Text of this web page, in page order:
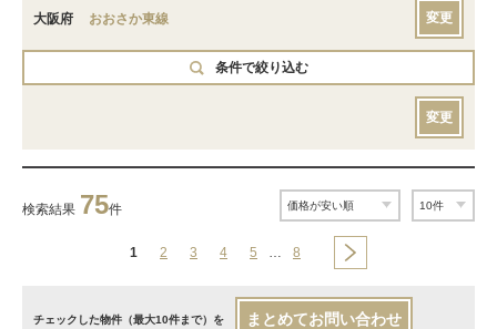
大阪府 おおさか東線 変更
条件で絞り込む
変更
検索結果 75件
1 2 3 4 5 … 8
チェックした物件（最大10件まで）を まとめてお問い合わせ